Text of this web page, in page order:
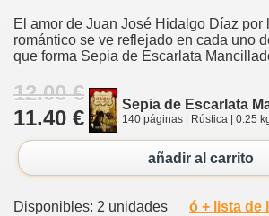
El amor de Juan José Hidalgo Díaz por
romántico se ve reflejado en cada uno
que forma Sepia de Escarlata
12.00 €
11.40 €
Sepia de Escarlata
140 páginas | Rústica | 0.25
añadir al carrito
Disponibles: 2 unidades ó + lista de